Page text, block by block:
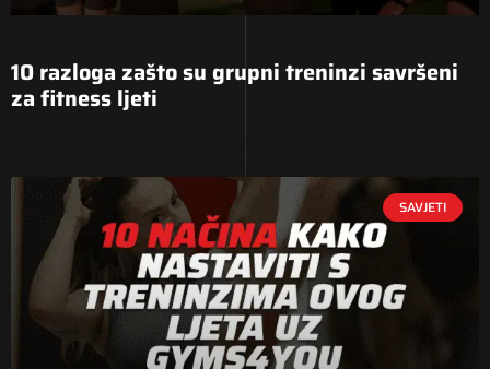
10 razloga zašto su grupni treninzi savršeni
za fitness ljeti
SAVJETI